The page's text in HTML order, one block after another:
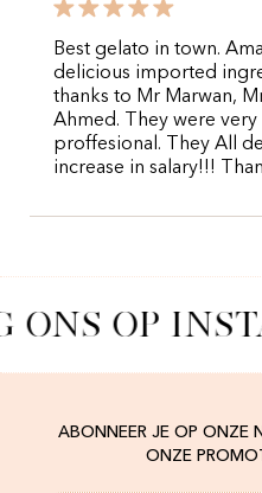
Best gelato in town.
delicious imported
thanks to Mr Marwan,
Ahmed. They were
proffesional. They All
increase in salary!!!
ONS OP
ABONNEER JE OP ONZE
ONZE